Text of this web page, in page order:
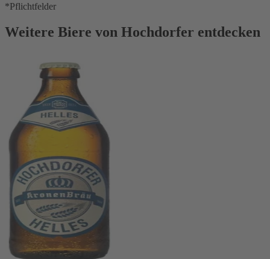
*Pflichtfelder
Weitere Biere von Hochdorfer entdecken